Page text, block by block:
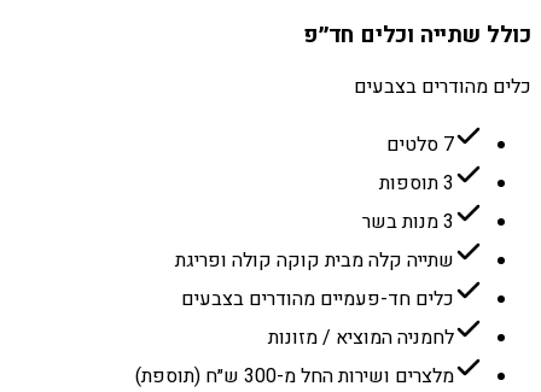
כולל שתייה וכלים חד״פ
כלים מהודרים בצבעים
7 סלטים
3 תוספות
3 מנות בשר
שתייה קלה מבית קוקה קולה ופריגת
כלים חד-פעמיים מהודרים בצבעים
לחמניה המוציא / מזונות
מלצרים ושירות החל מ-300 ש״ח (תוספת)